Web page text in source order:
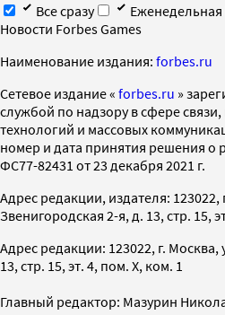
Все сразу
Еженедельная
Новости Forbes Games
Наименование издания: forbes.ru
Cетевое издание « forbes.ru »
службой по надзору в сфере
технологий и массовых
номер и дата принятия решения о
ФС77-82431 от 23 декабря 2021 г.
Адрес редакции, издателя: 123022,
Звенигородская 2-я, д. 13, стр. 15,
Адрес редакции: 123022, г. Москва,
13, стр. 15, эт. 4, пом. X, ком. 1
Главный редактор: Мазурин